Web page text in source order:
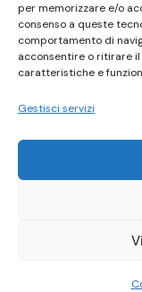
per memorizzare e/o
consenso a queste
comportamento di
acconsentire o ritirare
caratteristiche e
Gestisci servizi